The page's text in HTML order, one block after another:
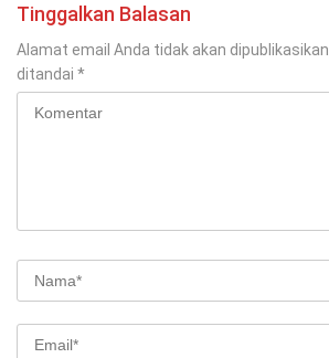
Tinggalkan Balasan
Alamat email Anda tidak akan dipublikasikan.
ditandai *